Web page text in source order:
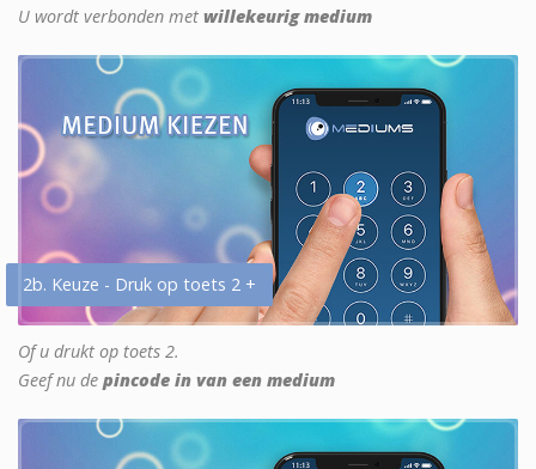
U wordt verbonden met willekeurig medium
2b. Keuze - Druk op toets 2 +
Of u drukt op toets 2.
Geef nu de pincode in van een medium